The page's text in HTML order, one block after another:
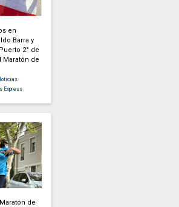
en
Barra y
2° de
Maratón de
Express
de